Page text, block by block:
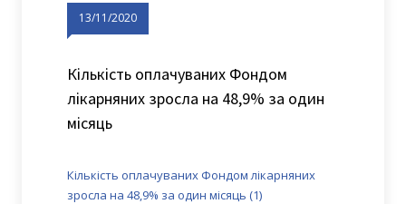
13/11/2020
Кількість оплачуваних Фондом
лікарняних зросла на 48,9% за один
місяць
Кількість оплачуваних Фондом лікарняних
зросла на 48,9% за один місяць (1)